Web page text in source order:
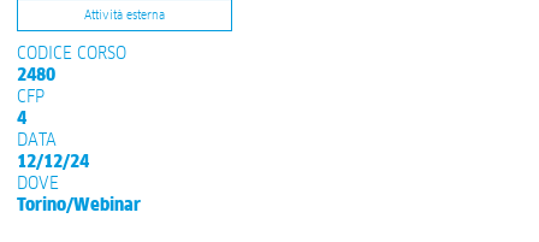
Attività esterna
CODICE CORSO
2480
CFP
4
DATA
12/12/24
DOVE
Torino/Webinar